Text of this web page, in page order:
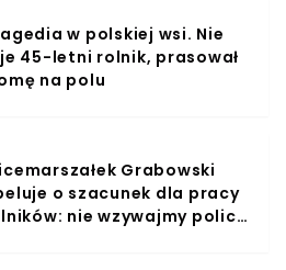
w polskiej wsi. Nie
45-letni rolnik, prasował
na polu
Grabowski
o szacunek dla pracy
nie wzywajmy policji